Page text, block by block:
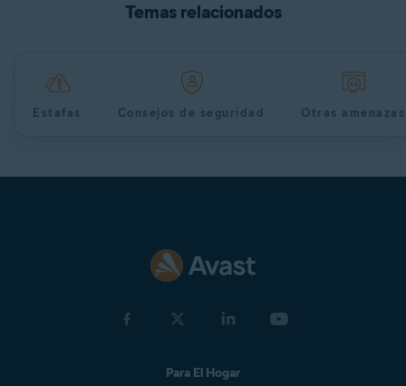
Temas relacionados
Estafas Consejos de seguridad Otras amenazas
Para El Hogar